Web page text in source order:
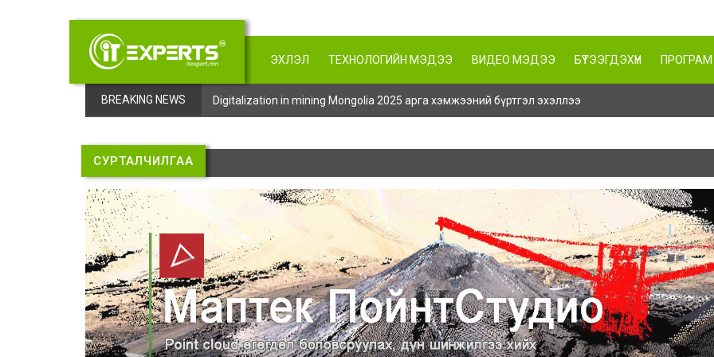
ЭХЛЭЛ ТЕХНОЛОГИЙН МЭДЭЭ ВИДЕО МЭДЭЭ БҮТЭЭГДЭХҮҮН ПРОГРАМ
BREAKING NEWS Digitalization in mining Mongolia 2025 арга хэмжээний бүртгэл эхэллээ
СУРТАЛЧИЛГАА